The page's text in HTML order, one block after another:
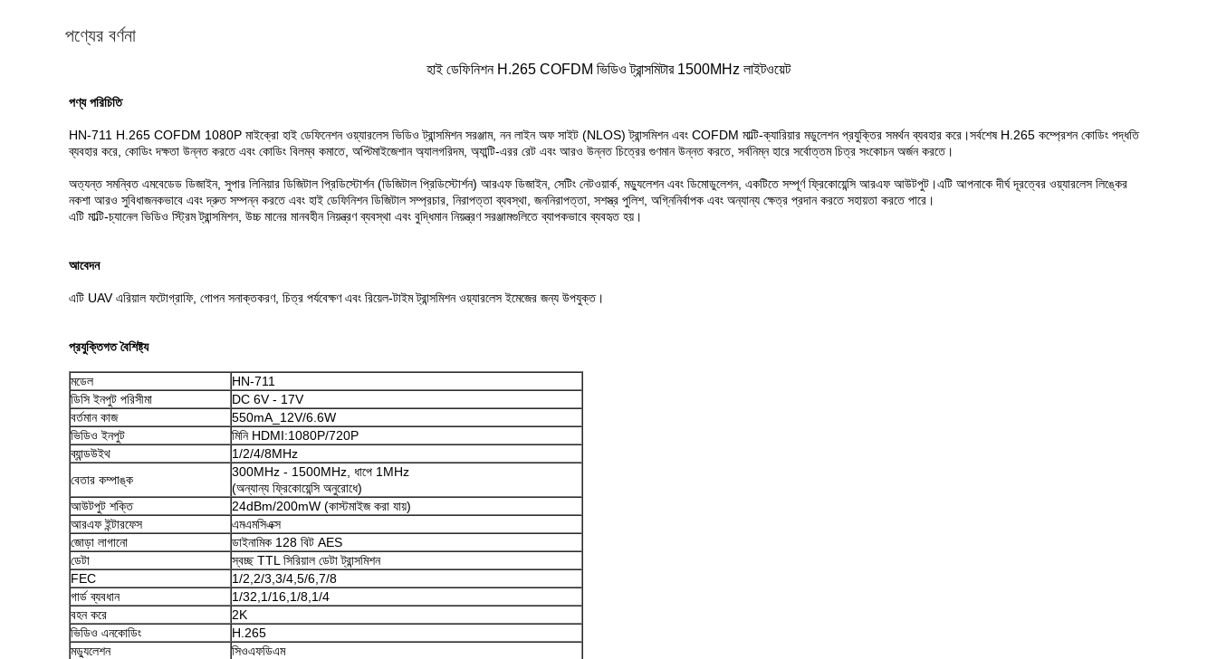
পণ্যের বর্ণনা
হাই ডেফিনিশন H.265 COFDM ভিডিও ট্রান্সমিটার 1500MHz লাইটওয়েট
পণ্য পরিচিতি
HN-711 H.265 COFDM 1080P মাইক্রো হাই ডেফিনেশন ওয়্যারলেস ভিডিও ট্রান্সমিশন সরঞ্জাম, নন লাইন অফ সাইট (NLOS) ট্রান্সমিশন এবং COFDM মাল্টি-ক্যারিয়ার মডুলেশন প্রযুক্তির সমর্থন ব্যবহার করে।সর্বশেষ H.265 কম্প্রেশন কোডিং পদ্ধতি
ব্যবহার করে, কোডিং দক্ষতা উন্নত করতে এবং কোডিং বিলম্ব কমাতে, অপ্টিমাইজেশান অ্যালগরিদম, অ্যান্টি-এরর রেট এবং আরও উন্নত চিত্রের গুণমান উন্নত করতে, সর্বনিম্ন হারে সর্বোত্তম চিত্র সংকোচন অর্জন করতে।
অত্যন্ত সমন্বিত এমবেডেড ডিজাইন, সুপার লিনিয়ার ডিজিটাল প্রিডিস্টোর্শন (ডিজিটাল প্রিডিস্টোর্শন) আরএফ ডিজাইন, সেটিং নেটওয়ার্ক, মড্যুলেশন এবং ডিমোডুলেশন, একটিতে সম্পূর্ণ ফ্রিকোয়েন্সি আরএফ আউটপুট।এটি আপনাকে দীর্ঘ দূরত্বের ওয়্যারলেস লিঙ্কের
নকশা আরও সুবিধাজনকভাবে এবং দ্রুত সম্পন্ন করতে এবং হাই ডেফিনিশন ডিজিটাল সম্প্রচার, নিরাপত্তা ব্যবস্থা, জননিরাপত্তা, সশস্ত্র পুলিশ, অগ্নিনির্বাপক এবং অন্যান্য ক্ষেত্র প্রদান করতে সহায়তা করতে পারে।
এটি মাল্টি-চ্যানেল ভিডিও স্ট্রিম ট্রান্সমিশন, উচ্চ মানের মানবহীন নিয়ন্ত্রণ ব্যবস্থা এবং বুদ্ধিমান নিয়ন্ত্রণ সরঞ্জামগুলিতে ব্যাপকভাবে ব্যবহৃত হয়।
আবেদন
এটি UAV এরিয়াল ফটোগ্রাফি, গোপন সনাক্তকরণ, চিত্র পর্যবেক্ষণ এবং রিয়েল-টাইম ট্রান্সমিশন ওয়্যারলেস ইমেজের জন্য উপযুক্ত।
প্রযুক্তিগত বৈশিষ্ট্য
মডেল
HN-711
ডিসি ইনপুট পরিসীমা
DC 6V - 17V
বর্তমান কাজ
550mA_12V/6.6W
ভিডিও ইনপুট
মিনি HDMI:1080P/720P
ব্যান্ডউইথ
1/2/4/8MHz
বেতার কম্পাঙ্ক
300MHz - 1500MHz, ধাপে 1MHz
(অন্যান্য ফ্রিকোয়েন্সি অনুরোধে)
আউটপুট শক্তি
24dBm/200mW (কাস্টমাইজ করা যায়)
আরএফ ইন্টারফেস
এমএমসিএক্স
জোড়া লাগানো
ডাইনামিক 128 বিট AES
ডেটা
স্বচ্ছ TTL সিরিয়াল ডেটা ট্রান্সমিশন
FEC
1/2,2/3,3/4,5/6,7/8
গার্ড ব্যবধান
1/32,1/16,1/8,1/4
বহন করে
2K
ভিডিও এনকোডিং
H.265
মড্যুলেশন
সিওএফডিএম